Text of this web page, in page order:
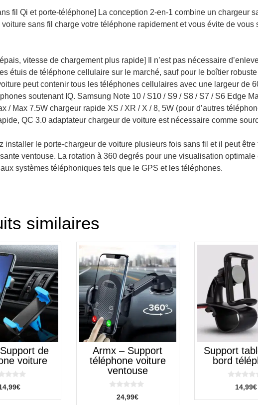
fil Qi et porte-téléphone] La conception 2-en-1 combine un chargeur
sans fil charge votre téléphone rapidement et vous évite de
vitesse de chargement plus rapide] Il n’est pas nécessaire
étuis de téléphone cellulaire sur le marché, sauf pour le boîtier
peut contenir tous les téléphones cellulaires avec une largeur de
soutenant IQ. Samsung Note 10 / S10 / S9 / S8 / S7 / S6 Edge
/ Max 7.5W chargeur rapide XS / XR / X / 8, 5W (pour d’autres
QC 3.0 adaptateur chargeur de voiture est nécessaire comme
installer le porte-chargeur de voiture plusieurs fois sans fil et il peut
ventouse. La rotation à 360 degrés pour une visualisation
systèmes téléphoniques tels que le GPS et les téléphones.
similaires
de
voiture
€
Armx – Support
téléphone voiture
ventouse
24,99€
Support
bord
14,99€
Ce
plusieurs
variations.
Les
options
peuvent
être
choisies
du